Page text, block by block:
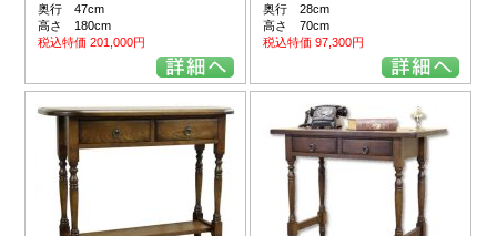
奥行 47cm
高さ 180cm
税込特価 201,000円
奥行 28cm
高さ 70cm
税込特価 97,300円